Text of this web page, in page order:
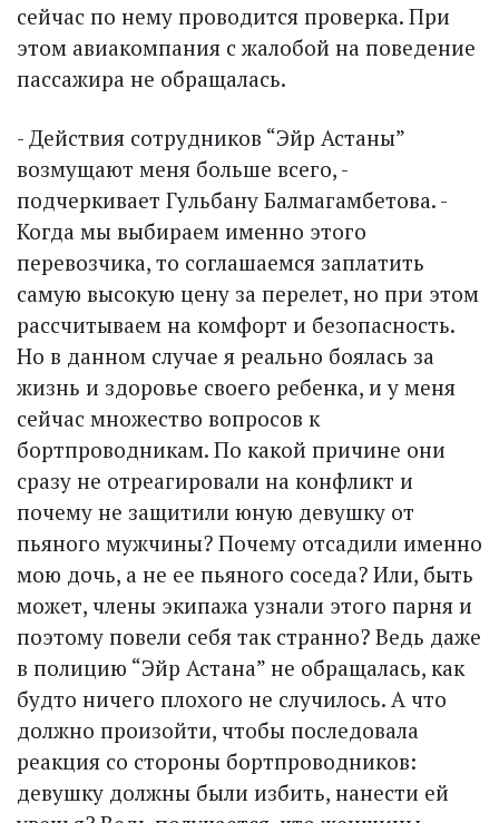
сейчас по нему проводится проверка. При
этом авиакомпания с жалобой на поведение
пассажира не обращалась.
- Действия сотрудников “Эйр Астаны”
возмущают меня больше всего, -
подчеркивает Гульбану Балмагамбетова. -
Когда мы выбираем именно этого
перевозчика, то соглашаемся заплатить
самую высокую цену за перелет, но при этом
рассчитываем на комфорт и безопасность.
Но в данном случае я реально боялась за
жизнь и здоровье своего ребенка, и у меня
сейчас множество вопросов к
бортпроводникам. По какой причине они
сразу не отреагировали на конфликт и
почему не защитили юную девушку от
пьяного мужчины? Почему отсадили именно
мою дочь, а не ее пьяного соседа? Или, быть
может, члены экипажа узнали этого парня и
поэтому повели себя так странно? Ведь даже
в полицию “Эйр Астана” не обращалась, как
будто ничего плохого не случилось. А что
должно произойти, чтобы последовала
реакция со стороны бортпроводников:
девушку должны были избить, нанести ей